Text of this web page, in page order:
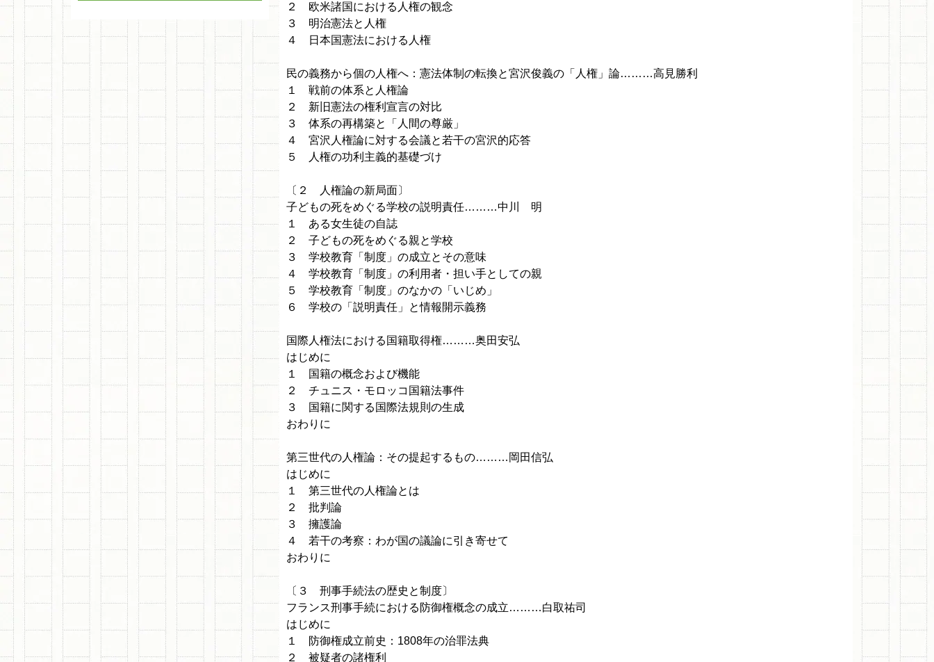
２ 欧米諸国における人権の観念
３ 明治憲法と人権
４ 日本国憲法における人権
民の義務から個の人権へ：憲法体制の転換と宮沢俊義の「人権」論………高見勝利
１ 戦前の体系と人権論
２ 新旧憲法の権利宣言の対比
３ 体系の再構築と「人間の尊厳」
４ 宮沢人権論に対する会議と若干の宮沢的応答
５ 人権の功利主義的基礎づけ
〔２ 人権論の新局面〕
子どもの死をめぐる学校の説明責任………中川 明
１ ある女生徒の自誌
２ 子どもの死をめぐる親と学校
３ 学校教育「制度」の成立とその意味
４ 学校教育「制度」の利用者・担い手としての親
５ 学校教育「制度」のなかの「いじめ」
６ 学校の「説明責任」と情報開示義務
国際人権法における国籍取得権………奥田安弘
はじめに
１ 国籍の概念および機能
２ チュニス・モロッコ国籍法事件
３ 国籍に関する国際法規則の生成
おわりに
第三世代の人権論：その提起するもの………岡田信弘
はじめに
１ 第三世代の人権論とは
２ 批判論
３ 擁護論
４ 若干の考察：わが国の議論に引き寄せて
おわりに
〔３ 刑事手続法の歴史と制度〕
フランス刑事手続における防御権概念の成立………白取祐司
はじめに
１ 防御権成立前史：1808年の治罪法典
２ 被疑者の諸権利